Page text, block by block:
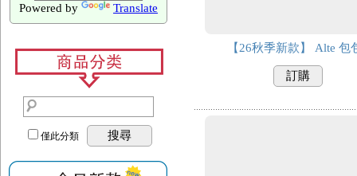
Powered by Translate
僅此分類 搜尋
【26秋季新款】 Alte 包
訂購